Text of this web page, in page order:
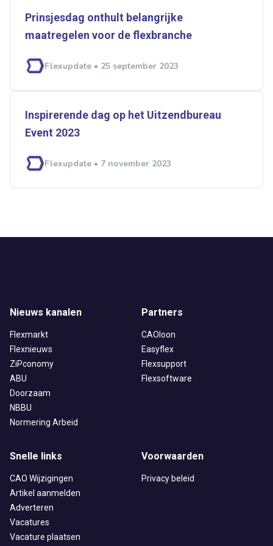
Prinsjesdag onthult belangrijke
maatregelen voor de flexbranche
Flexupdate • 25 september 2023
Inspirerende dag op het Uitzendbureau
Event 2023
Flexupdate • 7 november 2023
Nieuws kanalen
Flexmarkt
Flexnieuws
ZiPconomy
ABU
Doorzaam
NBBU
Normering Arbeid
Partners
CAOloon
Easyflex
Flexsupport
Flexsoftware
Snelle links
CAO Wijzigingen
Artikel aanmelden
Adverteren
Vacatures
Vacature plaatsen
Voorwaarden
Privacy beleid